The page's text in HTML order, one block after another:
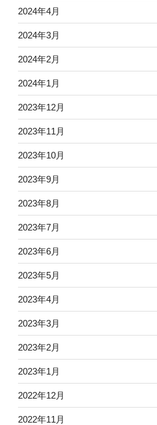
2024年4月
2024年3月
2024年2月
2024年1月
2023年12月
2023年11月
2023年10月
2023年9月
2023年8月
2023年7月
2023年6月
2023年5月
2023年4月
2023年3月
2023年2月
2023年1月
2022年12月
2022年11月